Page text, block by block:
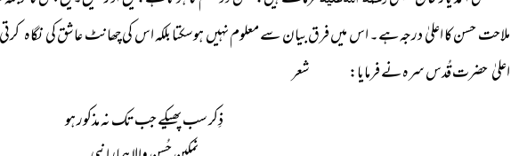
ملاحت حسن کا اعلیٰ درجہ ہے۔ اس میں فرق بیان سے معلوم نہیں ہوسکتا بلکہ اس کی چھانٹ عاشقکی نگاہ
اعلیٰ حضرتقُدس سرہ نے فرمایا: شعر
ذِکر سب پھیکے جب تک نہ مذکور ہو